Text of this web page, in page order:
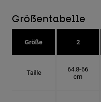
Größentabelle
Größe 2
Taille
64.8-66
cm